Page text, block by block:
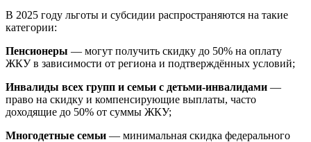
В 2025 году льготы и субсидии распространяются на такие
категории:
Пенсионеры — могут получить скидку до 50% на оплату
ЖКУ в зависимости от региона и подтверждённых условий;
Инвалиды всех групп и семьи с детьми-инвалидами —
право на скидку и компенсирующие выплаты, часто
доходящие до 50% от суммы ЖКУ;
Многодетные семьи — минимальная скидка федерального